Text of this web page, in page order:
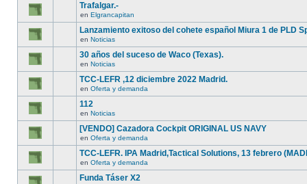
Trafalgar.-
en Elgrancapitan
Lanzamiento exitoso del cohete español Miura 1 de PLD
en Noticias
30 años del suceso de Waco (Texas).
en Noticias
TCC-LEFR ,12 diciembre 2022 Madrid.
en Oferta y demanda
112
en Noticias
[VENDO] Cazadora Cockpit ORIGINAL US NAVY
en Oferta y demanda
TCC-LEFR. IPA Madrid,Tactical Solutions, 13 febrero
en Oferta y demanda
Funda Táser X2